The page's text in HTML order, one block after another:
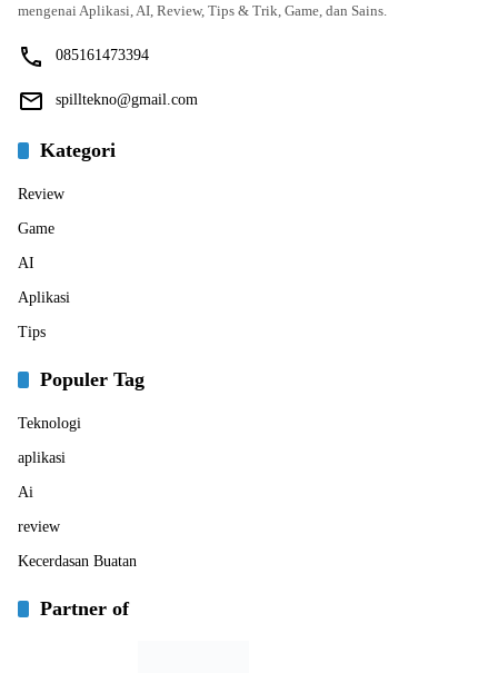
mengenai Aplikasi, AI, Review, Tips & Trik, Game, dan Sains.
085161473394
spilltekno@gmail.com
Kategori
Review
Game
AI
Aplikasi
Tips
Populer Tag
Teknologi
aplikasi
Ai
review
Kecerdasan Buatan
Partner of